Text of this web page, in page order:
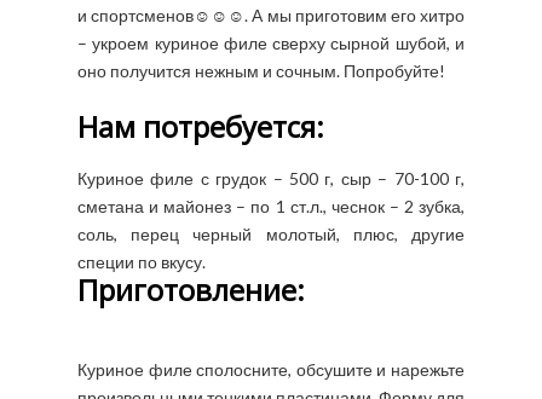
и спортсменов☺☺☺. А мы приготовим его хитро
– укроем куриное филе сверху сырной шубой, и
оно получится нежным и сочным. Попробуйте!
Нам потребуется:
Куриное филе с грудок – 500 г, сыр – 70-100 г,
сметана и майонез – по 1 ст.л., чеснок – 2 зубка,
соль, перец черный молотый, плюс, другие
специи по вкусу.
Приготовление:
Куриное филе сполосните, обсушите и нарежьте